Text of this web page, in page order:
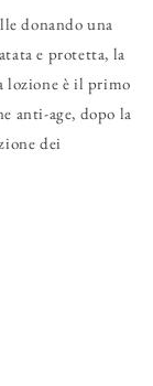
donando una
e protetta, la
lozione è il primo
anti-age, dopo la
dei